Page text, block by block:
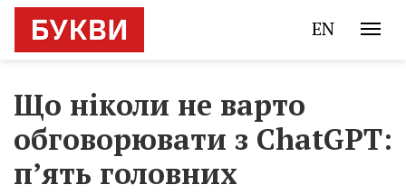
EN
Що ніколи не варто
обговорювати з ChatGPT:
п’ять головних